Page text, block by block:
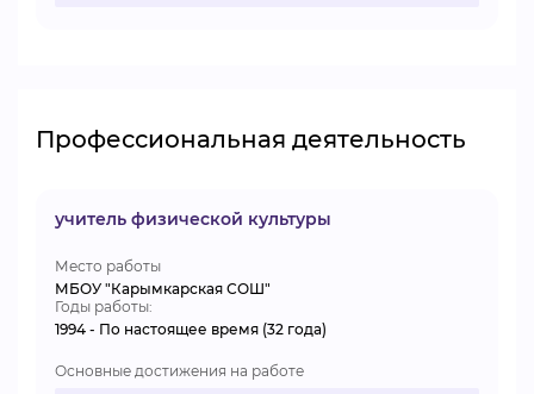
Профессиональная деятельность
учитель физической культуры
Место работы
МБОУ "Карымкарская СОШ"
Годы работы:
1994 - По настоящее время (32 года)
Основные достижения на работе